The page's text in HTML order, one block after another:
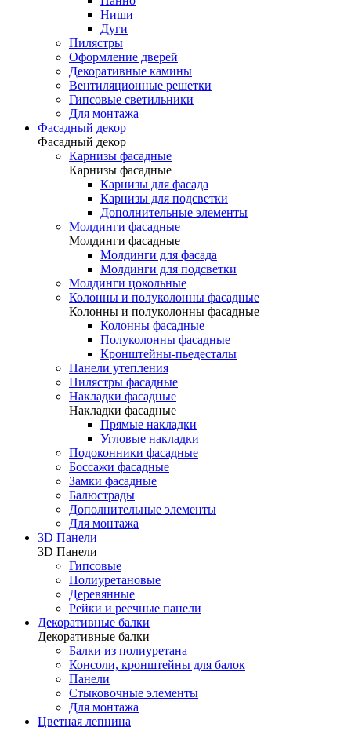
Ниши
Дуги
Пилястры
Оформление дверей
Декоративные камины
Вентиляционные решетки
Гипсовые светильники
Для монтажа
Фасадный декор
Фасадный декор
Карнизы фасадные
Карнизы фасадные
Карнизы для фасада
Карнизы для подсветки
Дополнительные элементы
Молдинги фасадные
Молдинги фасадные
Молдинги для фасада
Молдинги для подсветки
Молдинги цокольные
Колонны и полуколонны фасадные
Колонны и полуколонны фасадные
Колонны фасадные
Полуколонны фасадные
Кронштейны-пьедесталы
Панели утепления
Пилястры фасадные
Накладки фасадные
Накладки фасадные
Прямые накладки
Угловые накладки
Подоконники фасадные
Боссажи фасадные
Замки фасадные
Балюстрады
Дополнительные элементы
Для монтажа
3D Панели
3D Панели
Гипсовые
Полиуретановые
Деревянные
Рейки и реечные панели
Декоративные балки
Декоративные балки
Балки из полиуретана
Консоли, кронштейны для балок
Панели
Стыковочные элементы
Для монтажа
Цветная лепнина